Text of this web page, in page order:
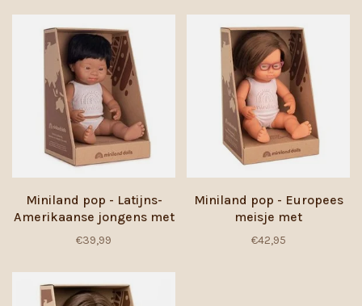
Miniland pop - Latijns-
Amerikaanse jongens met
Down Syndroom - 38 cm
€39,99
Miniland pop - Europees
meisje met
Downsyndroom en bril -
38 cm
€42,95